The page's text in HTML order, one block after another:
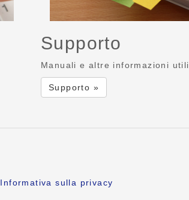
Supporto
Manuali e altre informazioni utili
Supporto »
Informativa sulla privacy